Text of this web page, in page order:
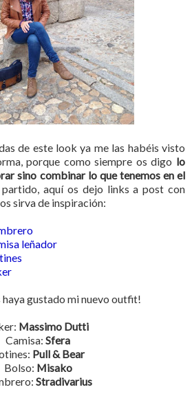
de este look ya me las habéis visto
porque como siempre os digo lo
sino combinar lo que tenemos en el
partido, aquí os dejo links a post con
sirva de inspiración:
leñador
haya gustado mi nuevo outfit!
Massimo Dutti
Camisa: Sfera
Pull & Bear
Bolso: Misako
Stradivarius